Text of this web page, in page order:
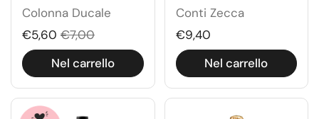
Colonna Ducale
€5,60 €7,00
Nel carrello
Conti Zecca
€9,40
Nel carrello